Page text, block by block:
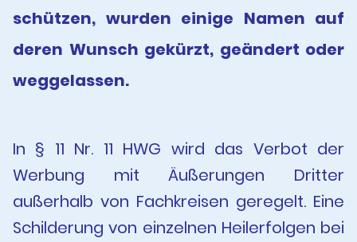
schützen, wurden einige Namen auf
deren Wunsch gekürzt, geändert oder
weggelassen.
In § 11 Nr. 11 HWG wird das Verbot der
Werbung mit Äußerungen Dritter
außerhalb von Fachkreisen geregelt. Eine
Schilderung von einzelnen Heilerfolgen bei